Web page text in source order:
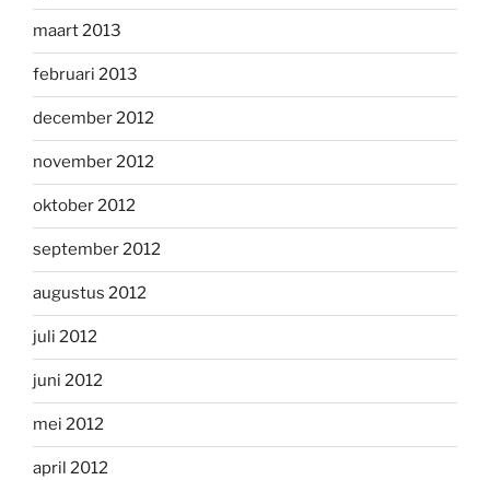
maart 2013
februari 2013
december 2012
november 2012
oktober 2012
september 2012
augustus 2012
juli 2012
juni 2012
mei 2012
april 2012